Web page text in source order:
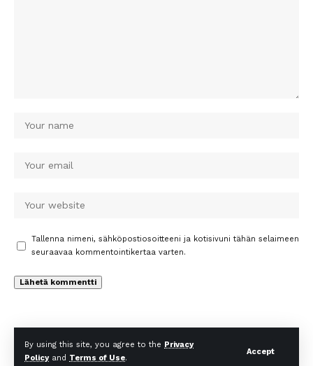
By using this site, you agree to the Privacy
Policyand Terms of Use.
Accept
Tallenna nimeni, sähköpostiosoitteeni ja kotisivuni tähän selaimeen
seuraavaa kommentointikertaa varten.